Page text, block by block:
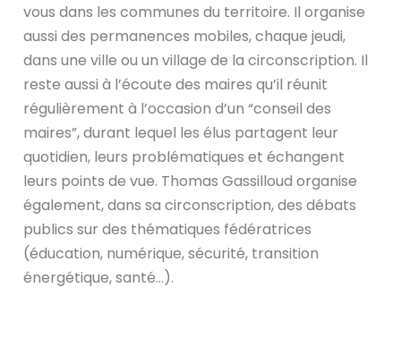
vous dans les communes du territoire. Il organise
aussi des permanences mobiles, chaque jeudi,
dans une ville ou un village de la circonscription. Il
reste aussi à l’écoute des maires qu’il réunit
régulièrement à l’occasion d’un “conseil des
maires”, durant lequel les élus partagent leur
quotidien, leurs problématiques et échangent
leurs points de vue. Thomas Gassilloud organise
également, dans sa circonscription, des débats
publics sur des thématiques fédératrices
(éducation, numérique, sécurité, transition
énergétique, santé…).